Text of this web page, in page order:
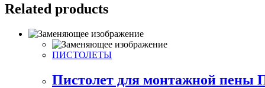
Related products
ПИСТОЛЕТЫ
Пистолет для монтажной пены